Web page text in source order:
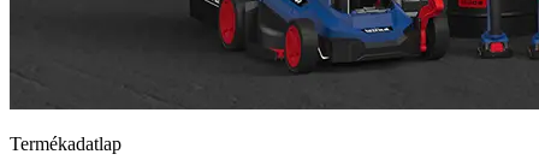
Termékadatlap